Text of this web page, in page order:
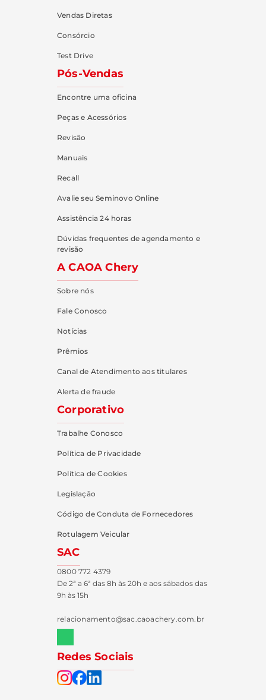
Vendas Diretas
Consórcio
Test Drive
Pós-Vendas
Encontre uma oficina
Peças e Acessórios
Revisão
Manuais
Recall
Avalie seu Seminovo Online
Assistência 24 horas
Dúvidas frequentes de agendamento e
revisão
A CAOA Chery
Sobre nós
Fale Conosco
Notícias
Prêmios
Canal de Atendimento aos titulares
Alerta de fraude
Corporativo
Trabalhe Conosco
Política de Privacidade
Política de Cookies
Legislação
Código de Conduta de Fornecedores
Rotulagem Veicular
SAC
0800 772 4379
De 2ª a 6ª das 8h às 20h e aos sábados das
9h às 15h
relacionamento@sac.caoachery.com.br
Redes Sociais